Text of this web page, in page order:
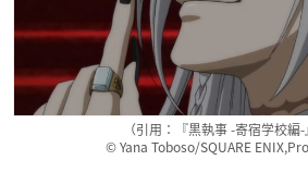
（引用：『黒執事 -寄宿学校編-
© Yana Toboso/SQUARE